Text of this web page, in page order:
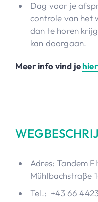
Dag voor je
controle van het
dan te horen
kan doorgaan.
Meer info vind jehier
Adres: Tandem
Mühlbachstraβe
Tel.: +43 66